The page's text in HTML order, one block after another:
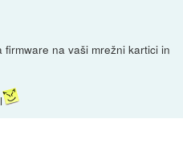
na vaši mrežni kartici in